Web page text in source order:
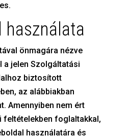
használata
önmagára nézve
a jelen Szolgáltatási
biztosított
az alábbiakban
Amennyiben nem ért
feltételekben foglaltakkal,
használatára és